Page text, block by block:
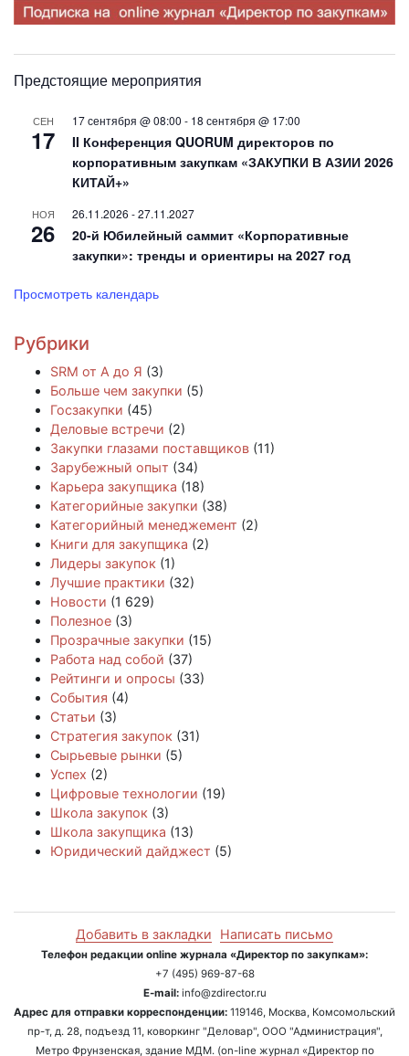
Предстоящие мероприятия
СЕН
17
17 сентября @ 08:00 - 18 сентября @ 17:00
II Конференция QUORUM директоров по
корпоративным закупкам «ЗАКУПКИ В АЗИИ 2026
КИТАЙ+»
НОЯ
26
26.11.2026 -27.11.2027
20-й Юбилейный саммит «Корпоративные
закупки»: тренды и ориентиры на 2027 год
Просмотреть календарь
Рубрики
SRM от А до Я (3)
Больше чем закупки (5)
Госзакупки (45)
Деловые встречи (2)
Закупки глазами поставщиков (11)
Зарубежный опыт (34)
Карьера закупщика (18)
Категорийные закупки (38)
Категорийный менеджемент (2)
Книги для закупщика (2)
Лидеры закупок (1)
Лучшие практики (32)
Новости (1 629)
Полезное (3)
Прозрачные закупки (15)
Работа над собой (37)
Рейтинги и опросы (33)
События (4)
Статьи (3)
Стратегия закупок (31)
Сырьевые рынки (5)
Успех (2)
Цифровые технологии (19)
Школа закупок (3)
Школа закупщика (13)
Юридический дайджест (5)
Добавить в закладки Написать письмо
Телефон редакции online журнала «Директор по закупкам»:
+7 (495) 969-87-68
E-mail:info@zdirector.ru
Адрес для отправки корреспонденции: 119146, Москва, Комсомольский
пр-т, д. 28, подъезд 11, коворкинг "Деловар", ООО "Администрация",
Метро Фрунзенская, здание МДМ. (on-line журнал «Директор по